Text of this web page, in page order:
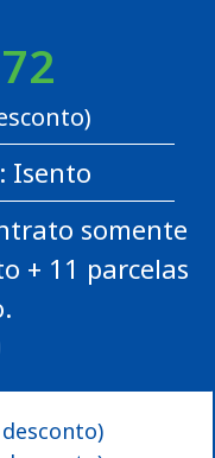
Isento
somente
+ 11 parcelas